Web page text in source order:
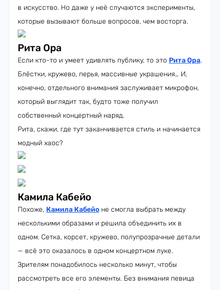
в искусство. Но даже у неё случаются эксперименты,
которые вызывают больше вопросов, чем восторга.
Рита Ора
Если кто-то и умеет удивлять публику, то это Рита Ора.
Блёстки, кружево, перья, массивные украшения… И,
конечно, отдельного внимания заслуживает микрофон,
который выглядит так, будто тоже получил
собственный концертный наряд.
Рита, скажи, где тут заканчивается стиль и начинается
модный хаос?
Камила Кабейо
Похоже, Камила Кабейо не смогла выбрать между
несколькими образами и решила объединить их в
одном. Сетка, корсет, кружево, полупрозрачные детали
— всё это оказалось в одном концертном луке.
Зрителям понадобилось несколько минут, чтобы
рассмотреть все его элементы. Без внимания певица